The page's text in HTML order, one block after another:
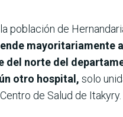
población de
mayoritariamente
del norte del
otro hospital, solo
de Salud de Itakyry.